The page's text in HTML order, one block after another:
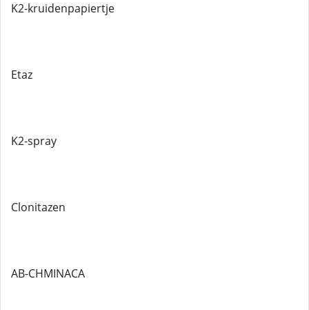
K2-kruidenpapiertje
Etaz
K2-spray
Clonitazen
AB-CHMINACA